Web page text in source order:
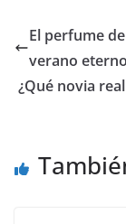
​El perfume
verano eterno
​¿Qué novia